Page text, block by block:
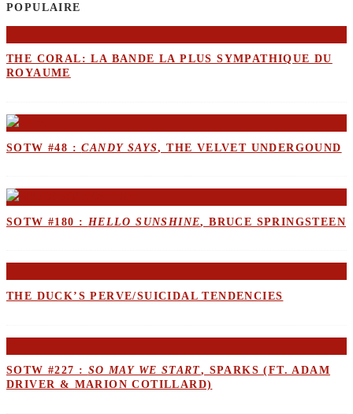
POPULAIRE
THE CORAL: LA BANDE LA PLUS SYMPATHIQUE DU
ROYAUME
SOTW #48 :CANDY SAYS, THE VELVET UNDERGOUND
SOTW #180 : HELLO SUNSHINE, BRUCE SPRINGSTEEN
THE DUCK’S PERVE/SUICIDAL TENDENCIES
SOTW #227 : SO MAY WE START, SPARKS (FT. ADAM
DRIVER & MARION COTILLARD)